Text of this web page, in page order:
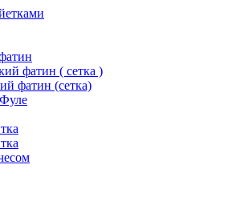
фатин ( сетка )
фатин (сетка)